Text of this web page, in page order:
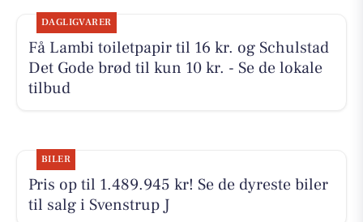
DAGLIGVARER
Få Lambi toiletpapir til 16 kr. og Schulstad
Det Gode brød til kun 10 kr. - Se de lokale
tilbud
BILER
Pris op til 1.489.945 kr! Se de dyreste biler
til salg i Svenstrup J